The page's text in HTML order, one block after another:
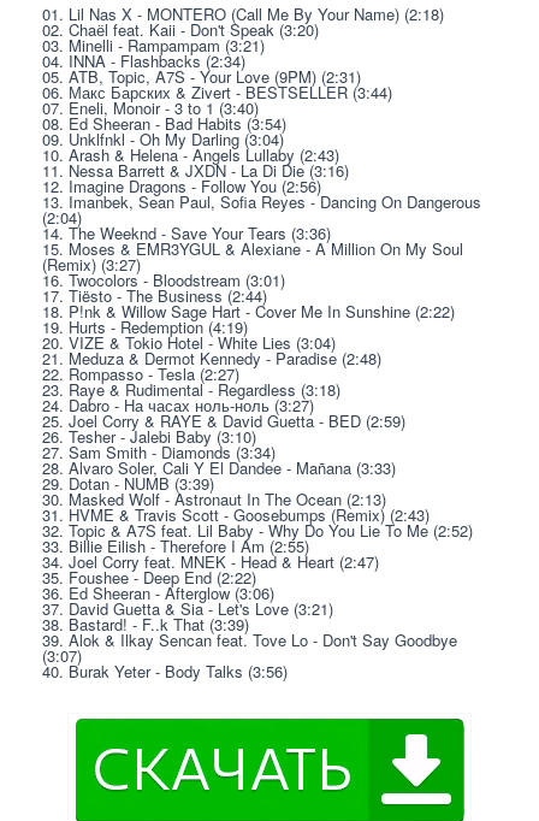
01. Lil Nas X - MONTERO (Call Me By Your Name) (2:18)
02. Chaёl feat. Kaii - Don't Speak (3:20)
03. Minelli - Rampampam (3:21)
04. INNA - Flashbacks (2:34)
05. ATB, Topic, A7S - Your Love (9PM) (2:31)
06. Макс Барских & Zivert - BESTSELLER (3:44)
07. Eneli, Monoir - 3 to 1 (3:40)
08. Ed Sheeran - Bad Habits (3:54)
09. Unklfnkl - Oh My Darling (3:04)
10. Arash & Helena - Angels Lullaby (2:43)
11. Nessa Barrett & JXDN - La Di Die (3:16)
12. Imagine Dragons - Follow You (2:56)
13. Imanbek, Sean Paul, Sofia Reyes - Dancing On Dangerous
(2:04)
14. The Weeknd - Save Your Tears (3:36)
15. Moses & EMR3YGUL & Alexiane - A Million On My Soul
(Remix) (3:27)
16. Twocolors - Bloodstream (3:01)
17. Tiësto - The Business (2:44)
18. P!nk & Willow Sage Hart - Cover Me In Sunshine (2:22)
19. Hurts - Redemption (4:19)
20. VIZE & Tokio Hotel - White Lies (3:04)
21. Meduza & Dermot Kennedy - Paradise (2:48)
22. Rompasso - Tesla (2:27)
23. Raye & Rudimental - Regardless (3:18)
24. Dabro - На часах ноль-ноль (3:27)
25. Joel Corry & RAYE & David Guetta - BED (2:59)
26. Tesher - Jalebi Baby (3:10)
27. Sam Smith - Diamonds (3:34)
28. Alvaro Soler, Cali Y El Dandee - Mañana (3:33)
29. Dotan - NUMB (3:39)
30. Masked Wolf - Astronaut In The Ocean (2:13)
31. HVME & Travis Scott - Goosebumps (Remix) (2:43)
32. Topic & A7S feat. Lil Baby - Why Do You Lie To Me (2:52)
33. Billie Eilish - Therefore I Am (2:55)
34. Joel Corry feat. MNEK - Head & Heart (2:47)
35. Foushee - Deep End (2:22)
36. Ed Sheeran - Afterglow (3:06)
37. David Guetta & Sia - Let's Love (3:21)
38. Bastard! - F..k That (3:39)
39. Alok & Ilkay Sencan feat. Tove Lo - Don't Say Goodbye
(3:07)
40. Burak Yeter - Body Talks (3:56)